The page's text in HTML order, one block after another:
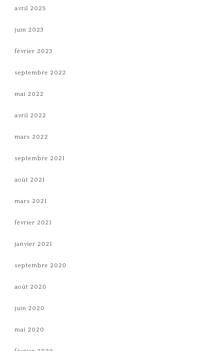
avril 2025
juin 2023
février 2023
septembre 2022
mai 2022
avril 2022
mars 2022
septembre 2021
août 2021
mars 2021
février 2021
janvier 2021
septembre 2020
août 2020
juin 2020
mai 2020